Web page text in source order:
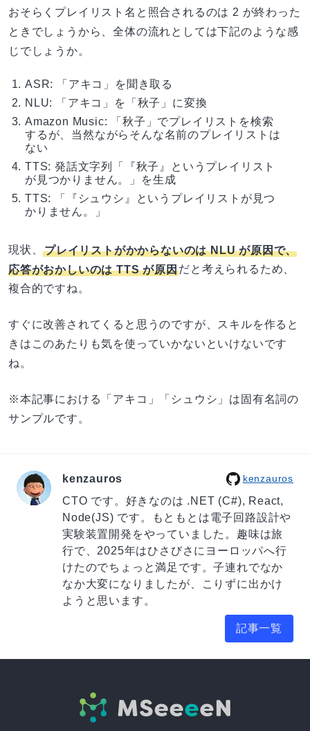
おそらくプレイリスト名と照合されるのは 2 が終わった
ときでしょうから、全体の流れとしては下記のような感
じでしょうか。
ASR: 「アキコ」を聞き取る
NLU: 「アキコ」を「秋子」に変換
Amazon Music: 「秋子」でプレイリストを検索
するが、当然ながらそんな名前のプレイリストは
ない
TTS: 発話文字列「『秋子』というプレイリスト
が見つかりません。」を生成
TTS: 「『シュウシ』というプレイリストが見つ
かりません。」
現状、プレイリストがかからないのは NLU が原因で、
応答がおかしいのは TTS が原因だと考えられるため、
複合的ですね。
すぐに改善されてくると思うのですが、スキルを作ると
きはこのあたりも気を使っていかないといけないです
ね。
※本記事における「アキコ」「シュウシ」は固有名詞の
サンプルです。
kenzauros kenzauros
CTO です。好きなのは .NET (C#), React,
Node(JS) です。もともとは電子回路設計や
実験装置開発をやっていました。趣味は旅
行で、2025年はひさびさにヨーロッパへ行
けたのでちょっと満足です。子連れでなか
なか大変になりましたが、こりずに出かけ
ようと思います。
記事一覧